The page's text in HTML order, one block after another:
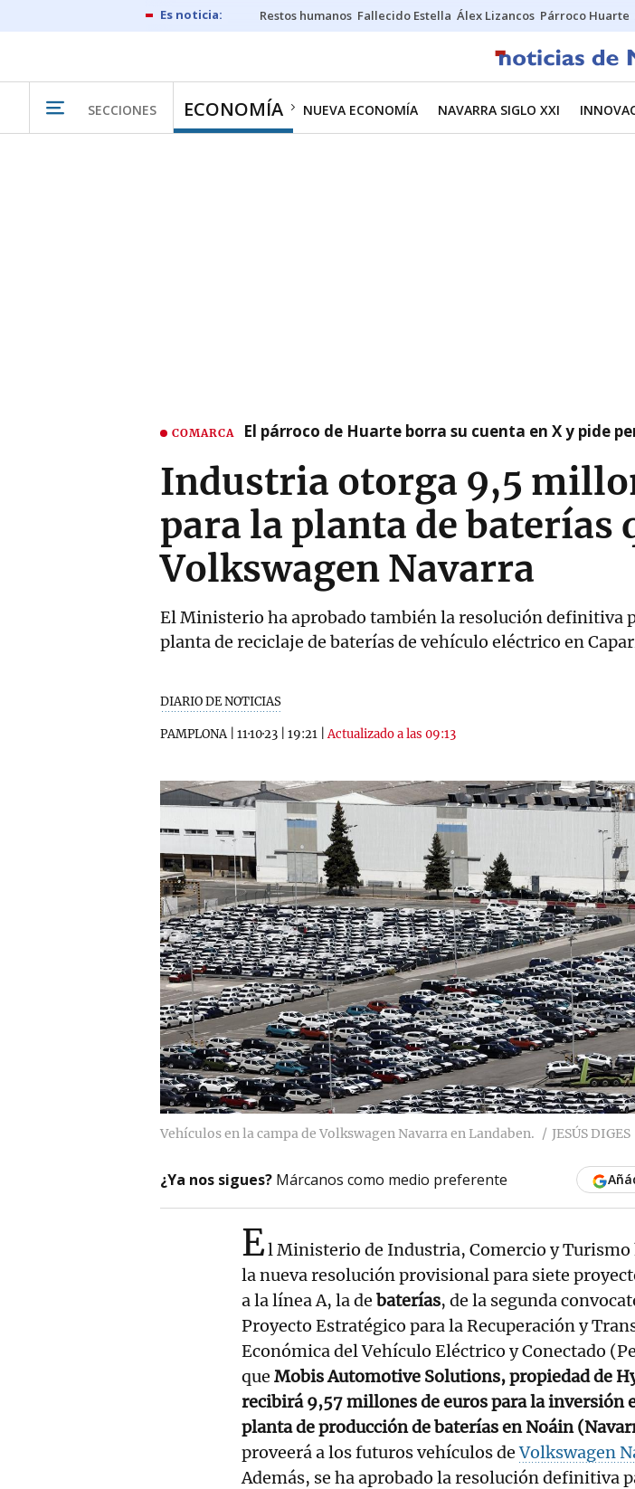
Restos humanos Fallecido Estella Álex Lizancos Párroco Huarte
SECCIONES ECONOMÍA NUEVA ECONOMÍA NAVARRA SIGLO XXI
COMARCA El párroco de Huarte borra su cuenta en X y pide
Industria otorga 9,5
para la planta de baterías
Volkswagen Navarra
El Ministerio ha aprobado también la resolución definitiva
planta de reciclaje de baterías de vehículo eléctrico en
DIARIO DE NOTICIAS
PAMPLONA| 11·10·23 19:21 |Actualizado a las 09:13
Vehículos en la campa de Volkswagen Navarra en Landaben. JESÚS DIGES
¿Ya nos sigues? Márcanos como medio preferente
El Ministerio de Industria, Comercio y Turismo
la nueva resolución provisional para siete
a la línea A, la de baterías, de la segunda
Proyecto Estratégico para la Recuperación y
Económica del Vehículo Eléctrico y Conectado
que Mobis Automotive Solutions, propiedad de
recibirá 9,57 millones de euros para la inversión
planta de producción de baterías en Noáin
proveerá a los futuros vehículos deVolkswagen
Además, se ha aprobado la resolución definitiva